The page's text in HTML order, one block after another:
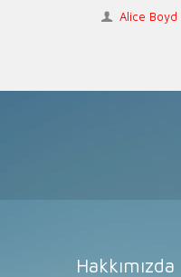
Alice Boyd
Hakkımızda